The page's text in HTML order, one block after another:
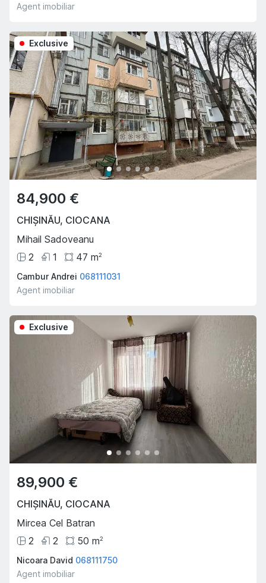
Agent imobiliar
Exclusive
84,900 €
CHIȘINĂU, CIOCANA
Mihail Sadoveanu
2
1 47 m2
Cambur Andrei 068111031
Agent imobiliar
Exclusive
89,900 €
CHIȘINĂU, CIOCANA
Mircea Cel Batran
2
2 50 m2
Nicoara David 068111750
Agent imobiliar